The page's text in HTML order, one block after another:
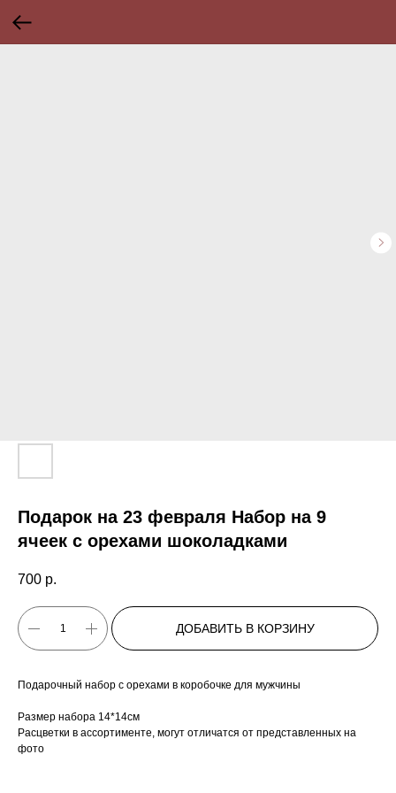
Подарок на 23 февраля Набор на 9
ячеек с орехами шоколадками
700 р.
ДОБАВИТЬ В КОРЗИНУ
Подарочный набор с орехами в коробочке для мужчины
Размер набора 14*14см
Расцветки в ассортименте, могут отличатся от представленных на
фото